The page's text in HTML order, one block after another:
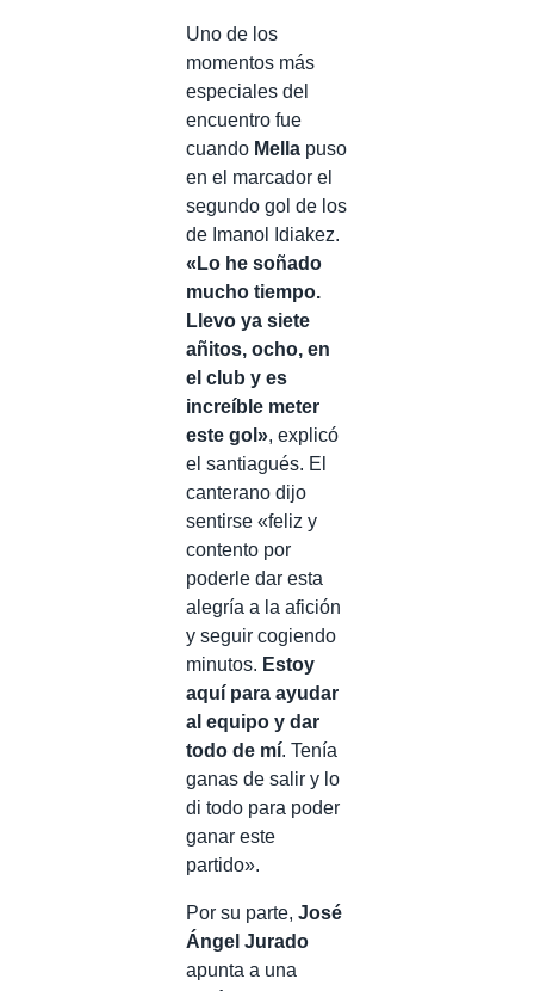
Uno de los
momentos más
especiales del
encuentro fue
cuando Mella puso
en el marcador el
segundo gol de los
de Imanol Idiakez.
«Lo he soñado
mucho tiempo.
Llevo ya siete
añitos, ocho, en
el club y es
increíble meter
este gol», explicó
el santiagués. El
canterano dijo
sentirse «feliz y
contento por
poderle dar esta
alegría a la afición
y seguir cogiendo
minutos. Estoy
aquí para ayudar
al equipo y dar
todo de mí. Tenía
ganas de salir y lo
di todo para poder
ganar este
partido».
Por su parte, José
Ángel Jurado
apunta a una